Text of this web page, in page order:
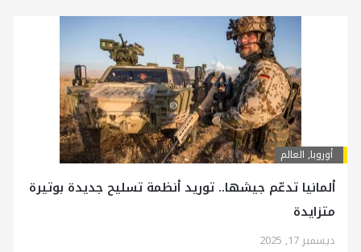
أوروبا, العالم
ألمانيا تدعّم جيشها.. توريد أنظمة تسليح جديدة بوتيرة
متزايدة
ديسمبر 17, 2025